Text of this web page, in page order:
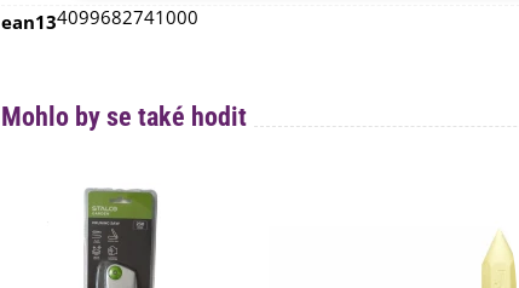
ean134099682741000
Mohlo by se také hodit